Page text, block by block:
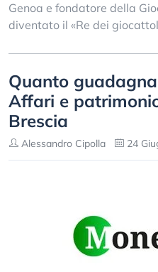
Genoa e fondatore della
diventato il «Re dei
Quanto
Affari e
Brescia
Alessandro Cipolla 24